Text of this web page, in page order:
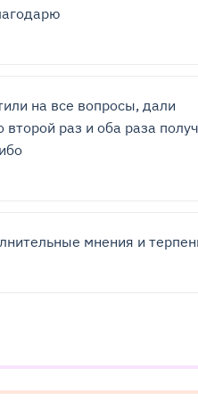
на все вопросы, дали
раз и оба раза
мнения и